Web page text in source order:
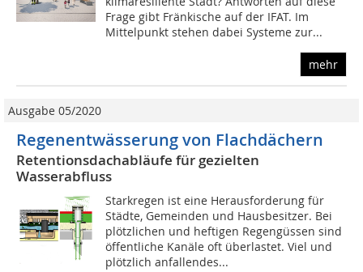
Frage gibt Fränkische auf der IFAT. Im
Mittelpunkt stehen dabei Systeme zur...
mehr
Ausgabe 05/2020
Regenentwässerung von Flachdächern
Retentionsdachabläufe für gezielten
Wasserabfluss
Starkregen ist eine Herausforderung für
Städte, Gemeinden und Hausbesitzer. Bei
plötzlichen und heftigen Regengüssen sind
öffentliche Kanäle oft überlastet. Viel und
plötzlich anfallendes...